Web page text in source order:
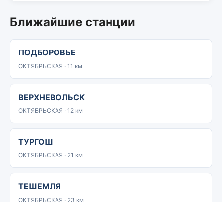
Ближайшие станции
ПОДБОРОВЬЕ
ОКТЯБРЬСКАЯ · 11 км
ВЕРХНЕВОЛЬСК
ОКТЯБРЬСКАЯ · 12 км
ТУРГОШ
ОКТЯБРЬСКАЯ · 21 км
ТЕШЕМЛЯ
ОКТЯБРЬСКАЯ · 23 км